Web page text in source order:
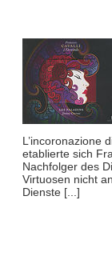
L’incoronazione
etablierte sich
Nachfolger des
Virtuosen nicht
Dienste [...]